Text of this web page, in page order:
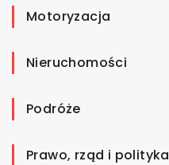
Motoryzacja
Nieruchomości
Podróże
Prawo, rząd i polityka